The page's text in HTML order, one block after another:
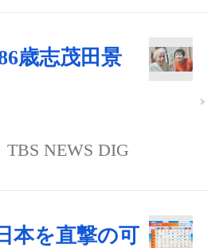
歳志茂田景
TBS NEWS DIG
本を直撃の可